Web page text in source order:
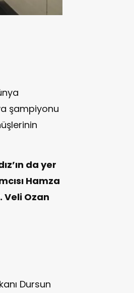
şampiyonu
da yer
Hamza
Veli Ozan
Dursun